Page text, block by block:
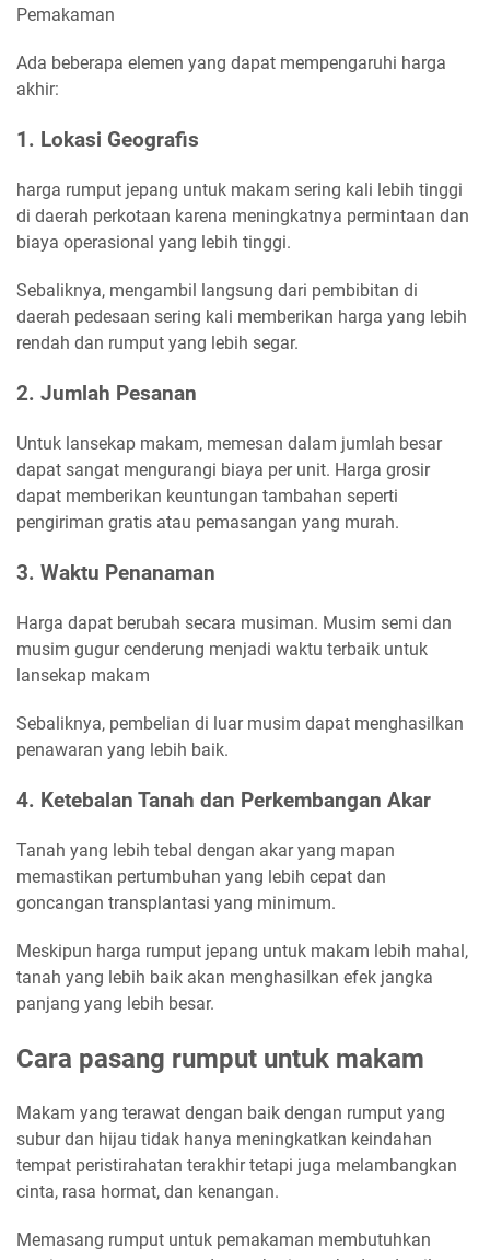
Pemakaman
Ada beberapa elemen yang dapat mempengaruhi harga
akhir:
1. Lokasi Geografis
harga rumput jepang untuk makam sering kali lebih tinggi
di daerah perkotaan karena meningkatnya permintaan dan
biaya operasional yang lebih tinggi.
Sebaliknya, mengambil langsung dari pembibitan di
daerah pedesaan sering kali memberikan harga yang lebih
rendah dan rumput yang lebih segar.
2. Jumlah Pesanan
Untuk lansekap makam, memesan dalam jumlah besar
dapat sangat mengurangi biaya per unit. Harga grosir
dapat memberikan keuntungan tambahan seperti
pengiriman gratis atau pemasangan yang murah.
3. Waktu Penanaman
Harga dapat berubah secara musiman. Musim semi dan
musim gugur cenderung menjadi waktu terbaik untuk
lansekap makam
Sebaliknya, pembelian di luar musim dapat menghasilkan
penawaran yang lebih baik.
4. Ketebalan Tanah dan Perkembangan Akar
Tanah yang lebih tebal dengan akar yang mapan
memastikan pertumbuhan yang lebih cepat dan
goncangan transplantasi yang minimum.
Meskipun harga rumput jepang untuk makam lebih mahal,
tanah yang lebih baik akan menghasilkan efek jangka
panjang yang lebih besar.
Cara pasang rumput untuk makam
Makam yang terawat dengan baik dengan rumput yang
subur dan hijau tidak hanya meningkatkan keindahan
tempat peristirahatan terakhir tetapi juga melambangkan
cinta, rasa hormat, dan kenangan.
Memasang rumput untuk pemakaman membutuhkan